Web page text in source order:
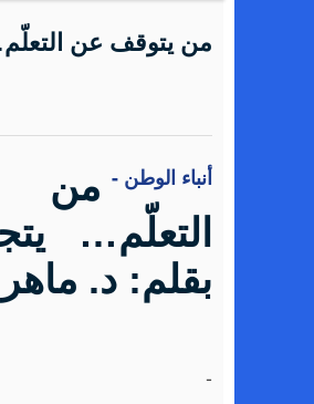
من يتوقف عن
أنباء الوطن - من
التعلّم…
بقلم: د.
-